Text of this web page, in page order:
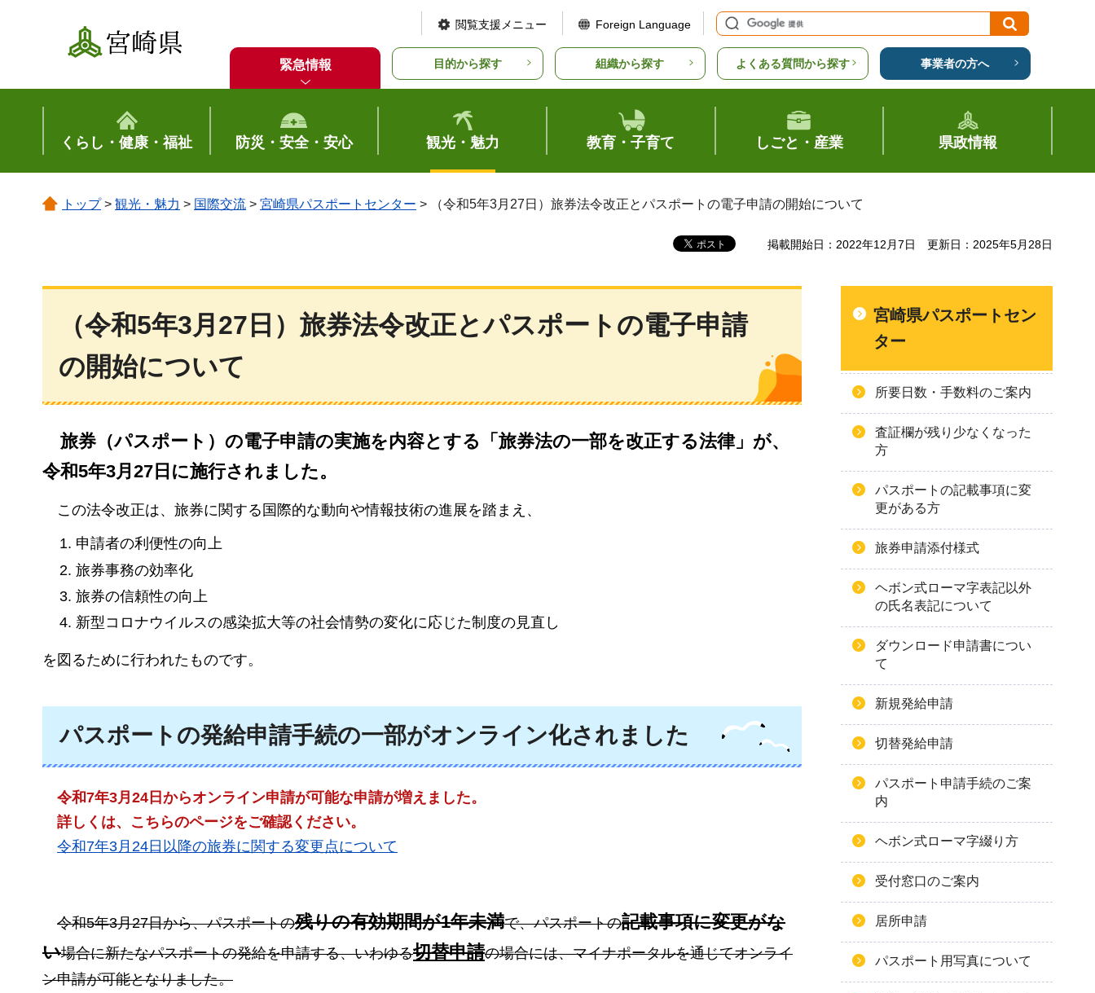
宮崎県
閲覧支援メニュー Foreign Language
緊急情報 目的から探す 組織から探す よくある質問から探す 事業者の方へ
くらし・健康・福祉 防災・安全・安心 観光・魅力 教育・子育て しごと・産業 県政情報
トップ> 観光・魅力 > 国際交流 > 宮崎県パスポートセンター > （令和5年3月27日）旅券法令改正とパスポートの電子申請の開始について
掲載開始日：2022年12月7日 更新日：2025年5月28日
（令和5年3月27日）旅券法令改正とパスポートの電子申請
の開始について
旅券（パスポート）の電子申請の実施を内容とする「旅券法の一部を改正する法律」が、
令和5年3月27日に施行されました。
こ の法令改正は、旅券に関する国際的な動向や情報技術の進展を踏まえ、
申請者の利便性の向上
旅券事務の効率化
旅券の信頼性の向上
新型コロナウイルスの感染拡大等の社会情勢の変化に応じた制度の見直し
を図るために行われたものです。
パスポートの発給申請手続の一部がオンライン化されました
令和7年3月24日からオンライン申請が可能な申請が増えました。
詳しくは、 こちらのページをご確認ください。
令和7年3月24日以降の旅券に関する変更点について
令和5年3月27日から、パスポートの残りの有効期間が1年未満で、パスポートの記載事項に変更がな
い場合に新たなパスポートの発給を申請する、いわゆる切替申請の場合には、マイナポータルを通じてオンライ
ン申請が可能となりました。
宮崎県パスポートセン
ター
所要日数・手数料のご案内
査証欄が残り少なくなった
方
パスポートの記載事項に変
更がある方
旅券申請添付様式
ヘボン式ローマ字表記以外
の氏名表記について
ダウンロード申請書につい
て
新規発給申請
切替発給申請
パスポート申請手続のご案
内
ヘボン式ローマ字綴り方
受付窓口のご案内
居所申請
パスポート用写真について